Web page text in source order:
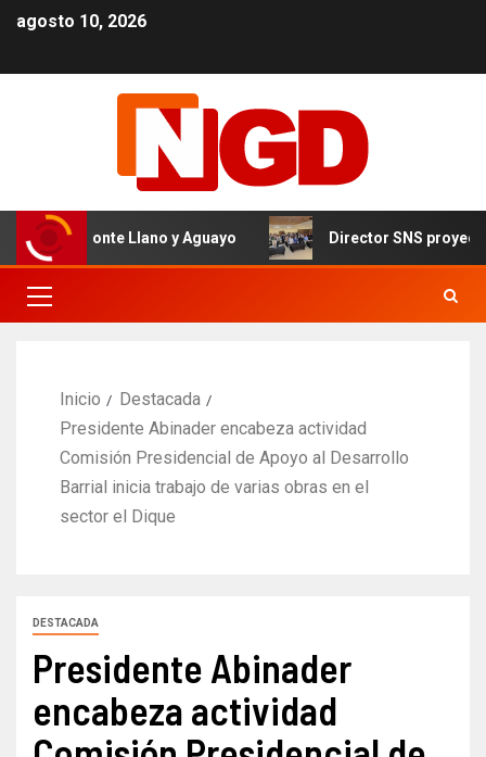
agosto 10, 2026
de Monte Llano y Aguayo Director SNS proyecta
Inicio
Destacada
Presidente Abinader encabeza actividad
Comisión Presidencial de Apoyo al Desarrollo
Barrial inicia trabajo de varias obras en el
sector el Dique
DESTACADA
Presidente Abinader
encabeza actividad